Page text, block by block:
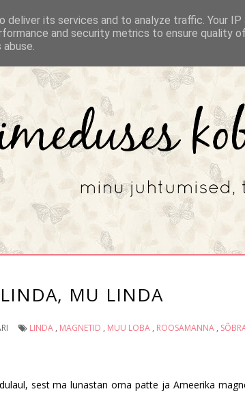
MU LINDA
LINDA , MAGNETID , MUU LOBA , ROOSAMANNA ,
sest ma lunastan oma patte ja Ameerika
its services and to analyze traffic. Your IP
and security metrics to ensure quality